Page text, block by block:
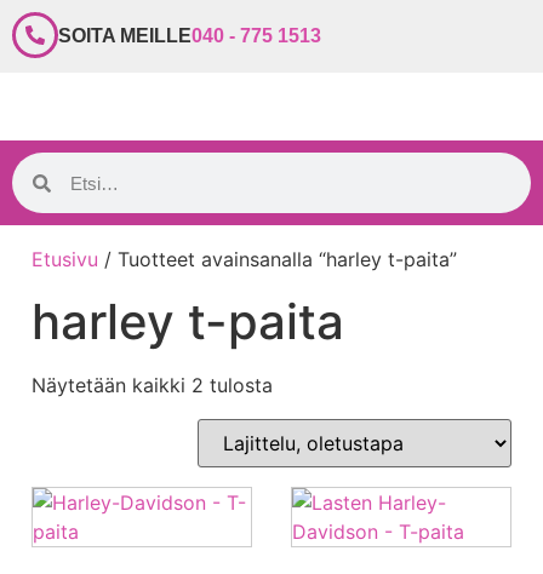
SOITA MEILLE040 - 775 1513
Etusivu / Tuotteet avainsanalla “harley t-paita”
harley t-paita
Näytetään kaikki 2 tulosta